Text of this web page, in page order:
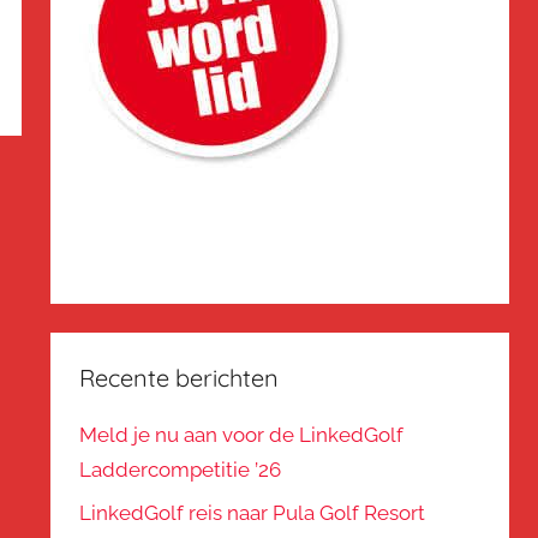
Recente berichten
Meld je nu aan voor de LinkedGolf
Laddercompetitie ’26
LinkedGolf reis naar Pula Golf Resort